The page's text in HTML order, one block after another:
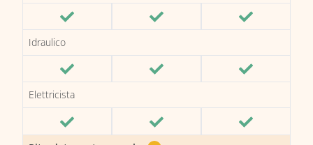
Idraulico
Elettricista